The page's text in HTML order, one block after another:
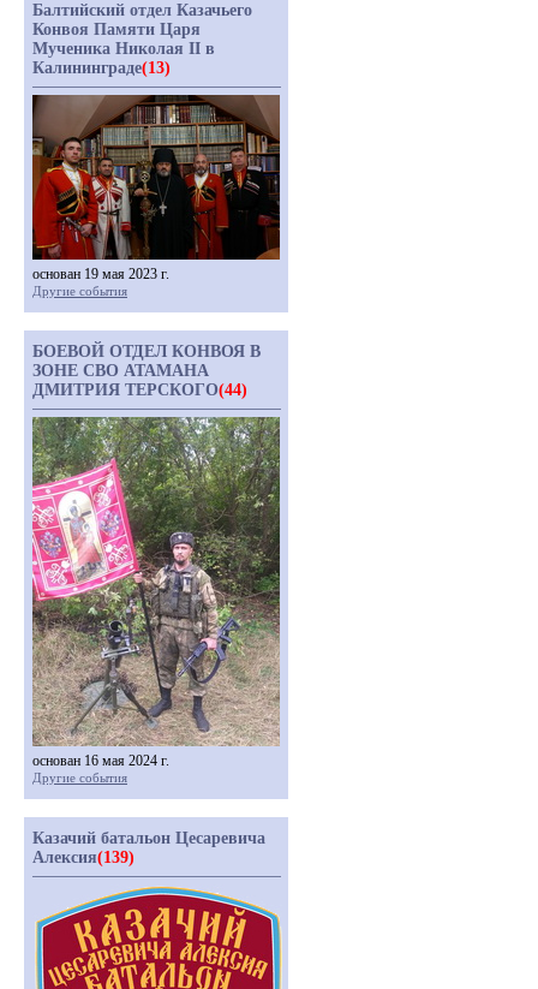
Балтийский отдел Казачьего
Конвоя Памяти Царя
Мученика Николая II в
Калининграде(13)
основан 19 мая 2023 г.
Другие события
БОЕВОЙ ОТДЕЛ КОНВОЯ В
ЗОНЕ СВО АТАМАНА
ДМИТРИЯ ТЕРСКОГО(44)
основан 16 мая 2024 г.
Другие события
Казачий батальон Цесаревича
Алексия(139)